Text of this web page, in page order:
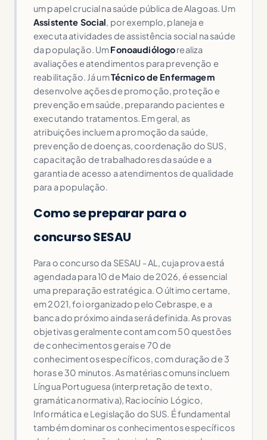
um papel crucial na saúde pública de Alagoas. Um
Assistente Social, por exemplo, planeja e
executa atividades de assistência social na saúde
da população. UmFonoaudiólogorealiza
avaliações e atendimentos para prevenção e
reabilitação. Já umTécnico de Enfermagem
desenvolve ações de promoção, proteção e
prevenção em saúde, preparando pacientes e
executando tratamentos. Em geral, as
atribuições incluem a promoção da saúde,
prevenção de doenças, coordenação do SUS,
capacitação de trabalhadores da saúde e a
garantia de acesso a atendimentos de qualidade
para a população.
Como se preparar para o
concurso SESAU
Para o concurso da SESAU - AL, cuja prova está
agendada para 10 de Maio de 2026, é essencial
uma preparação estratégica. O último certame,
em 2021, foi organizado pelo Cebraspe, e a
banca do próximo ainda será definida. As provas
objetivas geralmente contam com 50 questões
de conhecimentos gerais e 70 de
conhecimentos específicos, com duração de 3
horas e 30 minutos. As matérias comuns incluem
Língua Portuguesa (interpretação de texto,
gramática normativa), Raciocínio Lógico,
Informática e Legislação do SUS. É fundamental
também dominar os conhecimentos específicos